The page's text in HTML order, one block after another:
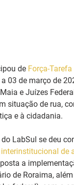
de Força-
03 de março de
e Juízes
situação de rua,
e à cidadania.
LabSul se deu
interinstitucional de
a
de Roraima,